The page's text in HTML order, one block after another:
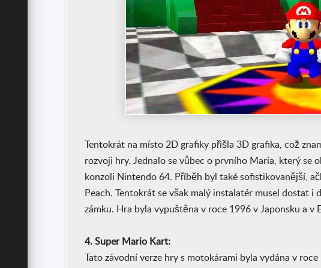
Tentokrát na místo 2D grafiky přišla 3D grafika, což
rozvoji hry. Jednalo se vůbec o prvního Maria, který se
konzoli Nintendo 64. Příběh byl také sofistikovanější,
Peach. Tentokrát se však malý instalatér musel dostat
zámku. Hra byla vypuštěna v roce 1996 v Japonsku a v
4. Super Mario Kart:
Tato závodní verze hry s motokárami byla vydána v